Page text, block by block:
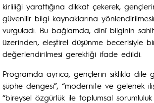
kirliliği yarattığına dikkat çekerek,
güvenilir bilgi kaynaklarına
vurguladı. Bu bağlamda, dinî bilginin
üzerinden, eleştirel düşünme becerisiyle
değerlendirilmesi gerektiği ifade edildi.
Programda ayrıca, gençlerin sıklıkla dile
şüphe dengesi”, “modernite ve gelenek
“bireysel özgürlük ile toplumsal sorumluluk